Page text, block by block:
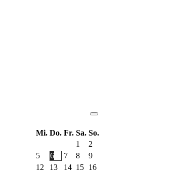
Mi. Do. Fr. Sa. So.
1
2
5 6 7 8
9
12 13 14 15 16